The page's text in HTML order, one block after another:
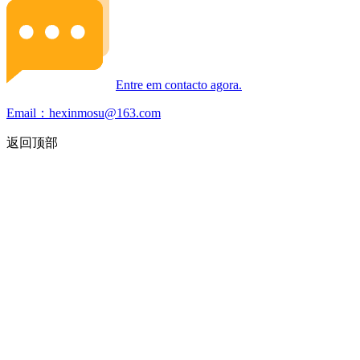
Entre em contacto agora.
Email：hexinmosu@163.com
返回顶部